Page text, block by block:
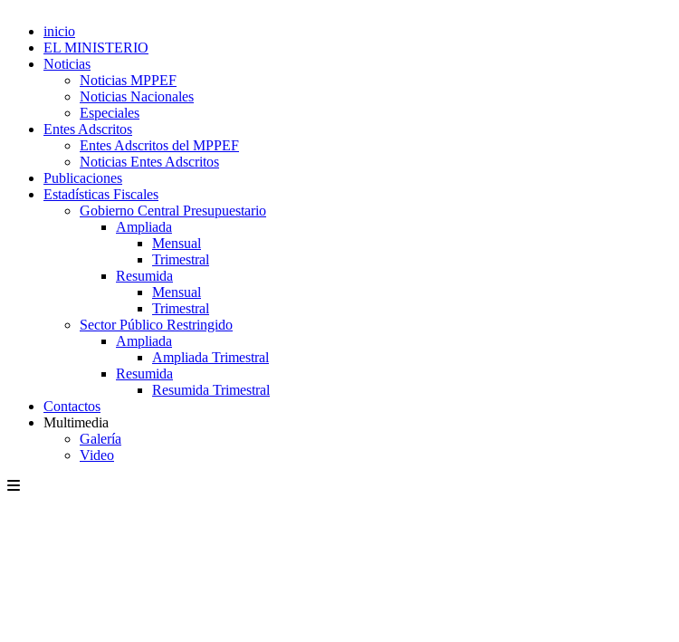
inicio
EL MINISTERIO
Noticias
Noticias MPPEF
Noticias Nacionales
Especiales
Entes Adscritos
Entes Adscritos del MPPEF
Noticias Entes Adscritos
Publicaciones
Estadísticas Fiscales
Gobierno Central Presupuestario
Ampliada
Mensual
Trimestral
Resumida
Mensual
Trimestral
Sector Público Restringido
Ampliada
Ampliada Trimestral
Resumida
Resumida Trimestral
Contactos
Multimedia
Galería
Video